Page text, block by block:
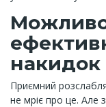
накидок
Приємний
не мріє про це. Але